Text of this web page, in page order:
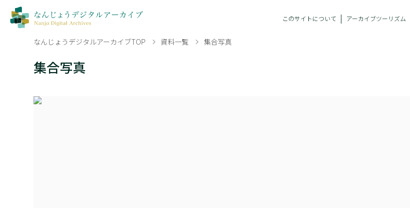
このサイトについて アーカイブツーリズム
なんじょうデジタルアーカイブTOP 資料一覧 集合写真
集合写真